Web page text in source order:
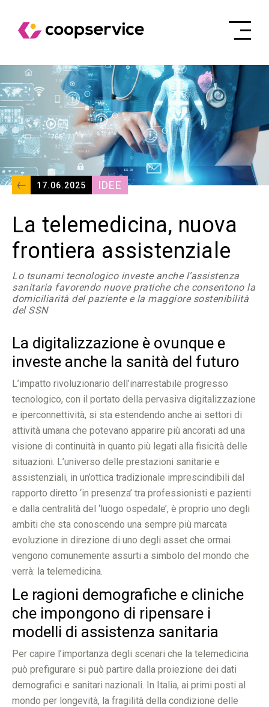
17.06.2025 IDEE
La telemedicina, nuova
frontiera assistenziale
Lo tsunami tecnologico investe anche l’assistenza
sanitaria favorendo nuove pratiche che consentono la
domiciliarità del paziente e la maggiore sostenibilità
del SSN
La digitalizzazione è ovunque e
investe anche la sanità del futuro
L’impatto rivoluzionario dell’inarrestabile progresso
tecnologico, con il portato della pervasiva digitalizzazione
e iperconnettività, si sta estendendo anche ai settori di
attività umana che potevano apparire più ancorati ad una
visione di continuità in quanto più legati alla fisicità delle
situazioni. L’universo delle prestazioni sanitarie e
assistenziali, in un’ottica tradizionale imprescindibili dal
rapporto diretto ‘in presenza’ tra professionisti e pazienti
e dalla centralità del ‘luogo ospedale’, è proprio uno degli
ambiti che sta conoscendo una sempre più marcata
evoluzione in direzione di uno degli asset che ormai
vengono comunemente assurti a simbolo del mondo che
verrà: la telemedicina.
Le ragioni demografiche e cliniche
che impongono di ripensare i
modelli di assistenza sanitaria
Per capire l’importanza degli scenari che la telemedicina
può prefigurare si può partire dalla proiezione dei dati
demografici e sanitari nazionali. In Italia, ai primi posti al
mondo per longevità, la fragilità della condizione delle